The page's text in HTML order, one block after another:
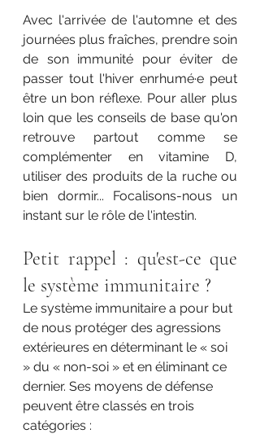
Avec l'arrivée de l'automne et des
journées plus fraîches, prendre soin
de son immunité pour éviter de
passer tout l'hiver enrhumé·e peut
être un bon réflexe. Pour aller plus
loin que les conseils de base qu'on
retrouve partout comme se
complémenter en vitamine D,
utiliser des produits de la ruche ou
bien dormir... Focalisons-nous un
instant sur le rôle de l'intestin.
Petit rappel : qu'est-ce que
le système immunitaire ?
Le système immunitaire a pour but
de nous protéger des agressions
extérieures en déterminant le « soi
» du « non-soi » et en éliminant ce
dernier. Ses moyens de défense
peuvent être classés en trois
catégories :